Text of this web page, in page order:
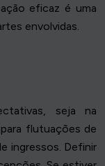
eficaz é uma
envolvidas.
seja na
flutuações de
ingressos. Definir